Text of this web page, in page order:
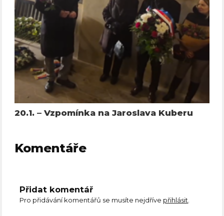
20.1. – Vzpomínka na Jaroslava Kuberu
Komentáře
Přidat komentář
Pro přidávání komentářů se musíte nejdříve přihlásit